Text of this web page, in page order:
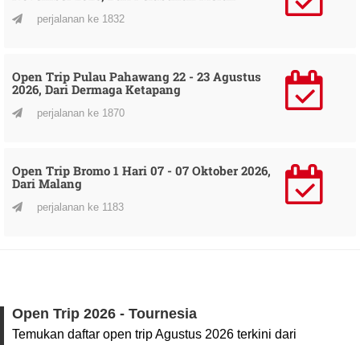
perjalanan ke 1832
Open Trip Pulau Pahawang 22 - 23 Agustus
2026, Dari Dermaga Ketapang
perjalanan ke 1870
Open Trip Bromo 1 Hari 07 - 07 Oktober 2026,
Dari Malang
perjalanan ke 1183
Open Trip 2026 - Tournesia
Temukan daftar open trip Agustus 2026 terkini dari